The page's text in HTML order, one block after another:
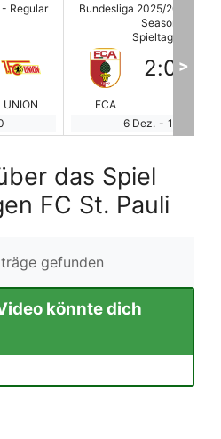
Regular
BAY
Bundesliga 2025/2026 -
Season
Spieltag 13
VfB
0:5
6 Dez. - 13:30
>
das Spiel
FC St. Pauli
gefunden
könnte dich